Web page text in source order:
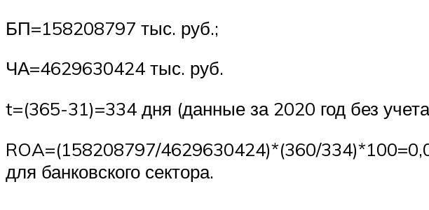
БП=158208797 тыс. руб.;
ЧА=4629630424 тыс. руб.
t=(365-31)=334 дня (данные за 2020 год без
ROA=(158208797/4629630424)*(360/
для банковского сектора.